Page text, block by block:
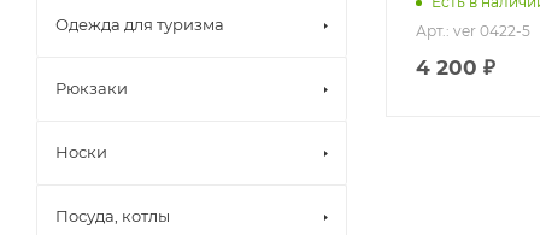
Арт.: ver 0422-5
4 200 ₽
Одежда для туризма
Рюкзаки
Носки
Посуда, котлы